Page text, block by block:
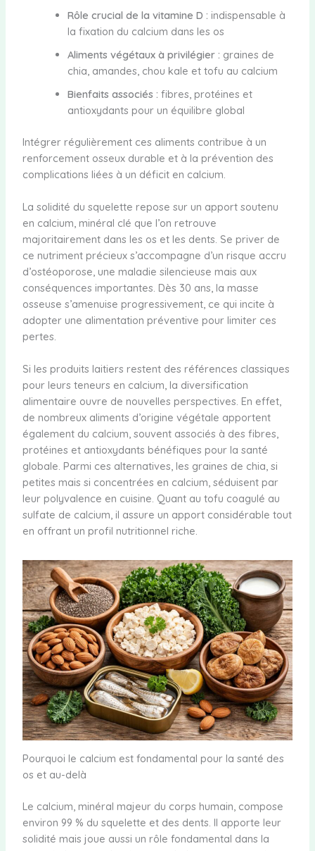
Rôle crucial de la vitamine D : indispensable à
la fixation du calcium dans les os
Aliments végétaux à privilégier : graines de
chia, amandes, chou kale et tofu au calcium
Bienfaits associés : fibres, protéines et
antioxydants pour un équilibre global
Intégrer régulièrement ces aliments contribue à un
renforcement osseux durable et à la prévention des
complications liées à un déficit en calcium.
La solidité du squelette repose sur un apport soutenu
en calcium, minéral clé que l’on retrouve
majoritairement dans les os et les dents. Se priver de
ce nutriment précieux s’accompagne d’un risque accru
d’ostéoporose, une maladie silencieuse mais aux
conséquences importantes. Dès 30 ans, la masse
osseuse s’amenuise progressivement, ce qui incite à
adopter une alimentation préventive pour limiter ces
pertes.
Si les produits laitiers restent des références classiques
pour leurs teneurs en calcium, la diversification
alimentaire ouvre de nouvelles perspectives. En effet,
de nombreux aliments d’origine végétale apportent
également du calcium, souvent associés à des fibres,
protéines et antioxydants bénéfiques pour la santé
globale. Parmi ces alternatives, les graines de chia, si
petites mais si concentrées en calcium, séduisent par
leur polyvalence en cuisine. Quant au tofu coagulé au
sulfate de calcium, il assure un apport considérable tout
en offrant un profil nutritionnel riche.
Pourquoi le calcium est fondamental pour la santé des
os et au-delà
Le calcium, minéral majeur du corps humain, compose
environ 99 % du squelette et des dents. Il apporte leur
solidité mais joue aussi un rôle fondamental dans la